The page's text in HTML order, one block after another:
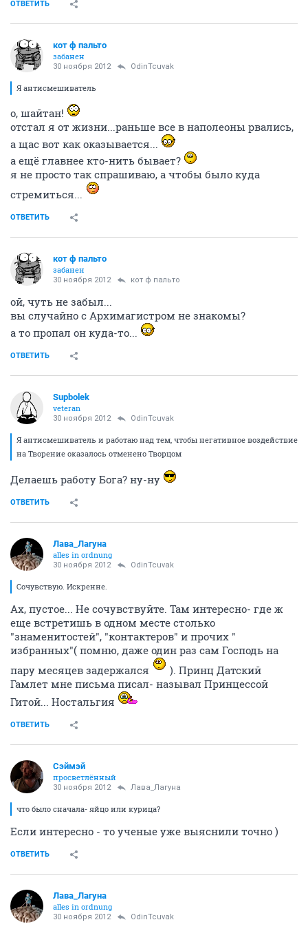
ОТВЕТИТЬ
кот ф пальто
забанен
30 ноября 2012 OdinTcuvak
Я антисмешиватель
о, шайтан!
отстал я от жизни...раньше все в наполеоны рвались,
а щас вот как оказывается...
а ещё главнее кто-нить бывает?
я не просто так спрашиваю, а чтобы было куда
стремиться...
ОТВЕТИТЬ
кот ф пальто
забанен
30 ноября 2012 кот ф пальто
ой, чуть не забыл...
вы случайно с Архимагистром не знакомы?
а то пропал он куда-то...
ОТВЕТИТЬ
Supbolek
veteran
30 ноября 2012 OdinTcuvak
Я антисмешиватель и работаю над тем, чтобы негативное воздействие
на Творение оказалось отменено Творцом
Делаешь работу Бога? ну-ну
ОТВЕТИТЬ
Лава_Лагуна
alles in ordnung
30 ноября 2012 OdinTcuvak
Сочувствую. Искренне.
Ах, пустое... Не сочувствуйте. Там интересно- где ж
еще встретишь в одном месте столько
"знаменитостей", "контактеров" и прочих "
избранных"( помню, даже один раз сам Господь на
пару месяцев задержался
). Принц Датский
Гамлет мне письма писал- называл Принцессой
Гитой... Ностальгия
ОТВЕТИТЬ
Сэймэй
просветлённый
30 ноября 2012 Лава_Лагуна
что было сначала- яйцо или курица?
Если интересно - то ученые уже выяснили точно )
ОТВЕТИТЬ
Лава_Лагуна
alles in ordnung
30 ноября 2012 OdinTcuvak